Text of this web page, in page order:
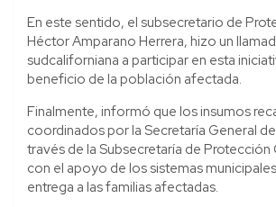
En este sentido, el subsecretario de
Héctor Amparano Herrera, hizo un
sudcaliforniana a participar en esta
beneficio de la población afectada.
Finalmente, informó que los insumos
coordinados por la Secretaría General
través de la Subsecretaría de Protección
con el apoyo de los sistemas municipales
entrega a las familias afectadas.